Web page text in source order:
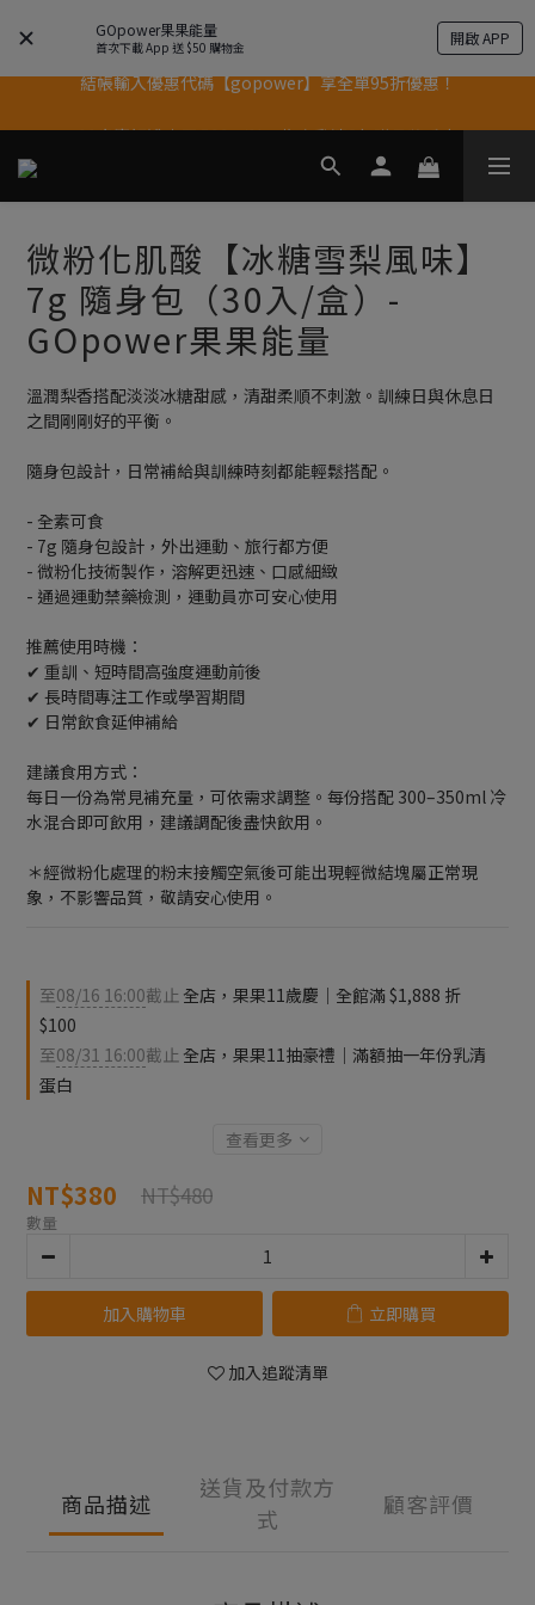
GOpower果果能量
首次下載 App 送 $50 購物金 開啟 APP
結帳輸入優惠代碼【gopower】享全單95折優惠！
果果11歲慶｜App 下單享 5% 購物金回饋
微粉化肌酸【冰糖雪梨風味】
7g 隨身包（30入/盒）-
GOpower果果能量
溫潤梨香搭配淡淡冰糖甜感，清甜柔順不刺激。訓練日與休息日
之間剛剛好的平衡。
隨身包設計，日常補給與訓練時刻都能輕鬆搭配。
- 全素可食
- 7g 隨身包設計，外出運動、旅行都方便
- 微粉化技術製作，溶解更迅速、口感細緻
- 通過運動禁藥檢測，運動員亦可安心使用
推薦使用時機：
✔︎ 重訓、短時間高強度運動前後
✔︎ 長時間專注工作或學習期間
✔︎ 日常飲食延伸補給
建議食用方式：
每日一份為常見補充量，可依需求調整。每份搭配 300–350ml 冷
水混合即可飲用，建議調配後盡快飲用。
＊經微粉化處理的粉末接觸空氣後可能出現輕微結塊屬正常現
象，不影響品質，敬請安心使用。
至08/16 16:00截止 全店，果果11歲慶｜全館滿 $1,888 折
$100
至08/31 16:00截止 全店，果果11抽豪禮｜滿額抽一年份乳清
蛋白
查看更多
NT$380 NT$480
數量
加入購物車 立即購買
加入追蹤清單
商品描述
送貨及付款方
式
顧客評價